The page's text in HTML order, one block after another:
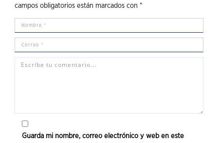
campos obligatorios están marcados con *
Guarda mi nombre, correo electrónico y web en este